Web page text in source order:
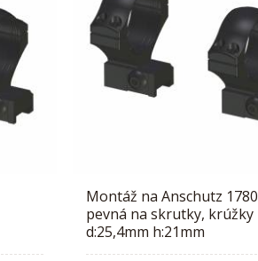
Montáž na Anschutz 1780
pevná na skrutky, krúžky
d:25,4mm h:21mm